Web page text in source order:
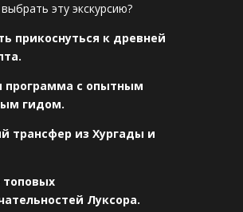
эту экскурсию?
прикоснуться к древней
программа с опытным
гидом.
трансфер из Хургады и
Луксора.